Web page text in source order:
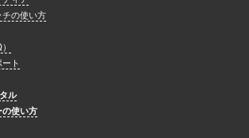
の使い方
ト
ル
使い方